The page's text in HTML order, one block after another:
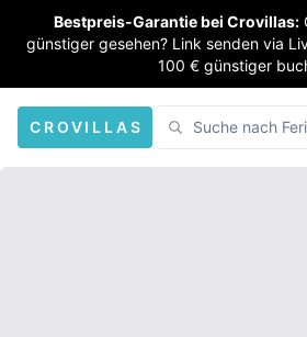
Bestpreis-Garantie bei Crovillas:
günstiger gesehen? Link senden via
100 € günstiger
CROVILLAS